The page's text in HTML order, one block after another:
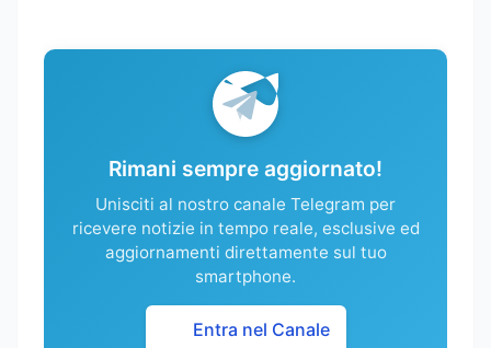
Rimani sempre aggiornato!
Unisciti al nostro canale Telegram per
ricevere notizie in tempo reale, esclusive ed
aggiornamenti direttamente sul tuo
smartphone.
Entra nel Canale